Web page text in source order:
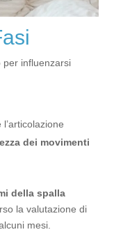
per influenzarsi
l’articolazione
dei movimenti
della spalla
la valutazione di
mesi.